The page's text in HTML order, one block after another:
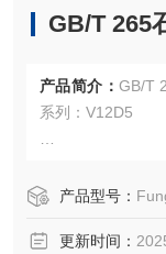
GB/T 265
产品简介： GB/T
系列：V12D5
型号：D5
产品型号：
更新时间：